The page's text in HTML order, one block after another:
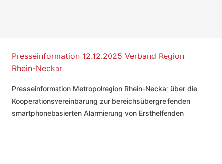
Presseinformation 12.12.2025 Verband Region
Rhein-Neckar
Presseinformation Metropolregion Rhein-Neckar über die
Kooperationsvereinbarung zur bereichsübergreifenden
smartphonebasierten Alarmierung von Ersthelfenden